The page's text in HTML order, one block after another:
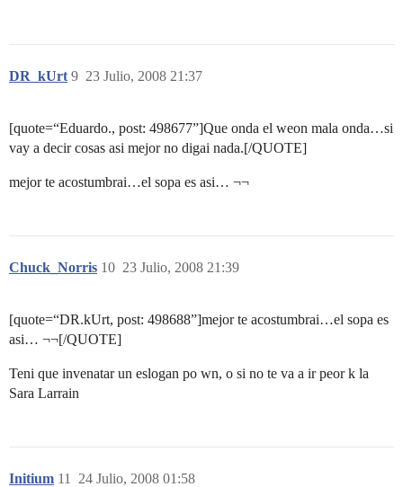
DR_kUrt 23 Julio, 2008 21:37
9
[quote=“Eduardo., post: 498677”]Que onda el weon mala onda…si
vay a decir cosas asi mejor no digai nada.[/QUOTE]
mejor te acostumbrai…el sopa es asi… ¬¬
Chuck_Norris 23 Julio, 2008 21:39
10
[quote=“DR.kUrt, post: 498688”]mejor te acostumbrai…el sopa es
asi… ¬¬[/QUOTE]
Teni que invenatar un eslogan po wn, o si no te va a ir peor k la
Sara Larrain
Initium 24 Julio, 2008 01:58
11